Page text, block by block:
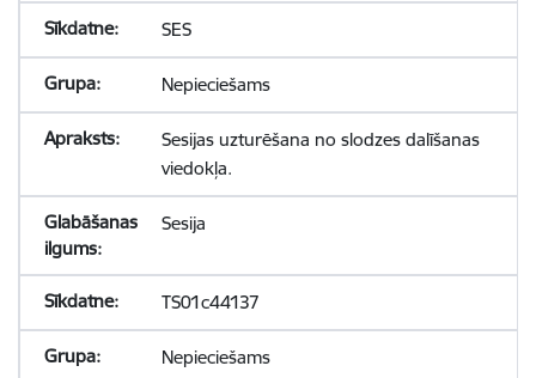
SES
Nepieciešams
Sesijas uzturēšana no slodzes dalīšanas
viedokļa.
Sesija
TS01c44137
Nepieciešams